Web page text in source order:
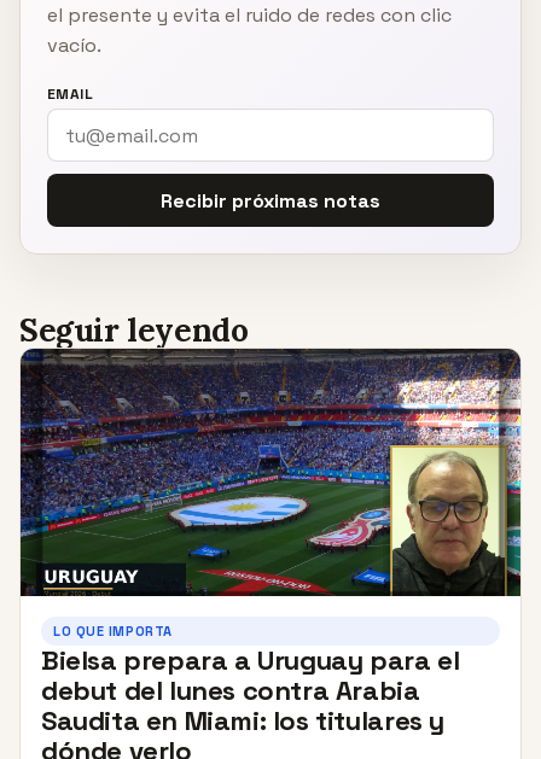
el presente y evita el ruido de redes con clic
vacío.
EMAIL
Recibir próximas notas
Seguir leyendo
LO QUE IMPORTA
Bielsa prepara a Uruguay para el
debut del lunes contra Arabia
Saudita en Miami: los titulares y
dónde verlo